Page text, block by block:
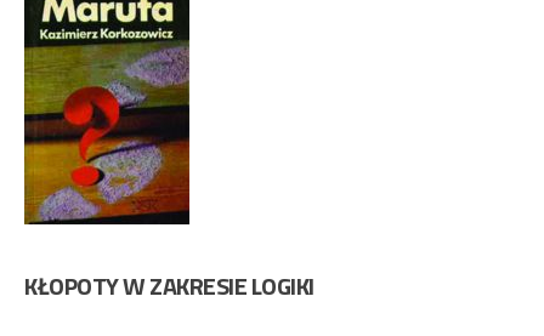
KŁOPOTY W ZAKRESIE LOGIKI